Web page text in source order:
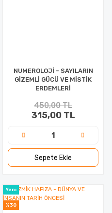
NUMEROLOJİ - SAYILARIN
GİZEMLİ GÜCÜ VE MİSTİK
ERDEMLERİ
450,00 TL
315,00 TL
Sepete Ekle
%30
Yeni